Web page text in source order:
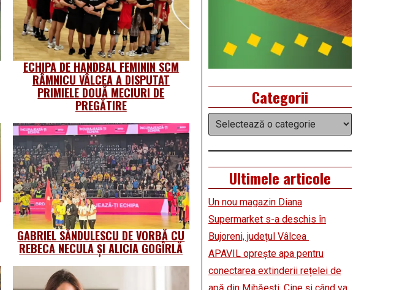
ECHIPA DE HANDBAL FEMININ SCM
RÂMNICU VÂLCEA A DISPUTAT
PRIMIELE DOUĂ MECIURI DE
PREGĂTIRE
GABRIEL SĂNDULESCU DE VORBĂ CU
REBECA NECULA ȘI ALICIA GOGÎRLĂ
Categorii
Categorii
Ultimele articole
Un nou magazin Diana
Supermarket s-a deschis în
Bujoreni, județul Vâlcea
APAVIL oprește apa pentru
conectarea extinderii rețelei de